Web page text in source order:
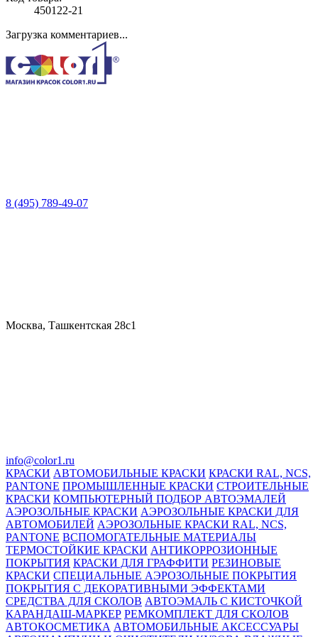
450122-21
Загрузка комментариев...
8 (495) 789-49-07
Москва, Ташкентская 28с1
info@color1.ru
КРАСКИ АВТОМОБИЛЬНЫЕ КРАСКИ КРАСКИ RAL, NCS,
PANTONE ПРОМЫШЛЕННЫЕ КРАСКИ СТРОИТЕЛЬНЫЕ
КРАСКИ КОМПЬЮТЕРНЫЙ ПОДБОР АВТОЭМАЛЕЙ
АЭРОЗОЛЬНЫЕ КРАСКИ АЭРОЗОЛЬНЫЕ КРАСКИ ДЛЯ
АВТОМОБИЛЕЙ АЭРОЗОЛЬНЫЕ КРАСКИ RAL, NCS,
PANTONE ВСПОМОГАТЕЛЬНЫЕ МАТЕРИАЛЫ
ТЕРМОСТОЙКИЕ КРАСКИ АНТИКОРРОЗИОННЫЕ
ПОКРЫТИЯ КРАСКИ ДЛЯ ГРАФФИТИ РЕЗИНОВЫЕ
КРАСКИ СПЕЦИАЛЬНЫЕ АЭРОЗОЛЬНЫЕ ПОКРЫТИЯ
ПОКРЫТИЯ С ДЕКОРАТИВНЫМИ ЭФФЕКТАМИ
СРЕДСТВА ДЛЯ СКОЛОВ АВТОЭМАЛЬ С КИСТОЧКОЙ
КАРАНДАШ-МАРКЕР РЕМКОМПЛЕКТ ДЛЯ СКОЛОВ
АВТОКОСМЕТИКА АВТОМОБИЛЬНЫЕ АКСЕССУАРЫ